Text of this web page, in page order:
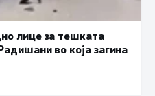
лице за тешката
во која загина